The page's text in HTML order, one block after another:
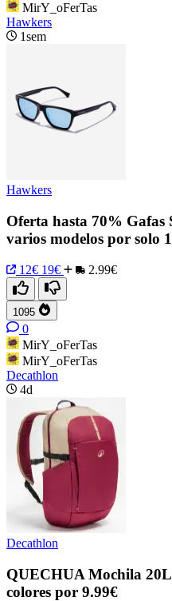
MirY_oFerTas
Hawkers
1sem
Hawkers
Oferta hasta 70% Gafas
varios modelos por solo
12€ 19€ 2.99€
1095
0
MirY_oFerTas
MirY_oFerTas
Decathlon
4d
Decathlon
QUECHUA Mochila
colores por 9.99€